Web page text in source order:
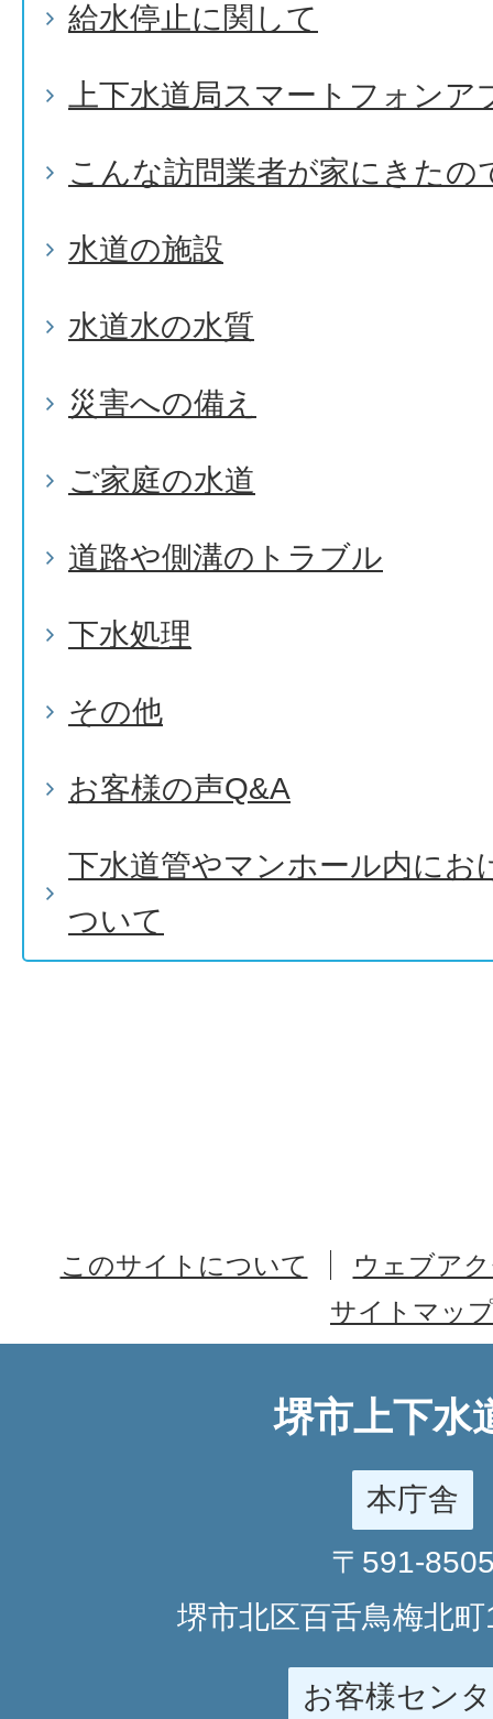
給水停止に関して
上下水道局スマートフォン
こんな訪問業者が家にきたの
水道の施設
水道水の水質
災害への備え
ご家庭の水道
道路や側溝のトラブル
下水処理
その他
お客様の声Q&A
下水道管やマンホール内にお
ついて
このサイトについて
ウェブア
サイトマッ
堺市上下水
本庁舎
〒591-
堺市北区百舌鳥梅北
お客様セン